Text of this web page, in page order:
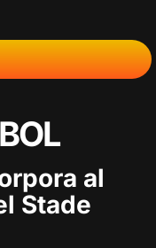
al
Stade